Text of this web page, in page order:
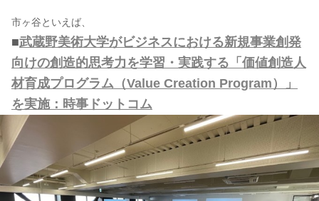
市ヶ谷といえば、
■武蔵野美術大学がビジネスにおける新規事業創発
向けの創造的思考力を学習・実践する「価値創造人
材育成プログラム（Value Creation Program）」
を実施：時事ドットコム